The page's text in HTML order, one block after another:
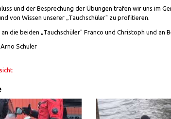
und der Besprechung der Übungen trafen wir uns im
von Wissen unserer „Tauchschüler" zu profitieren.
die beiden „Tauchschüler" Franco und Christoph und an
Schuler